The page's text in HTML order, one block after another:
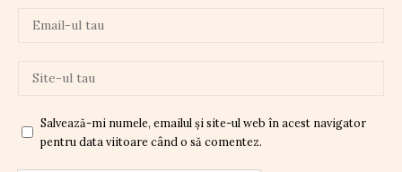
Salvează-mi numele, emailul și site-ul web în acest navigator
pentru data viitoare când o să comentez.